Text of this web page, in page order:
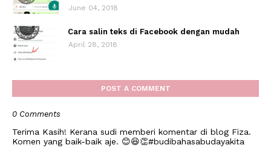
June 04, 2018
Cara salin teks di Facebook dengan mudah
April 28, 2018
POST A COMMENT
0 Comments
Terima Kasih! Kerana sudi memberi komentar di blog Fiza.
Komen yang baik-baik aje. 😊😆👏#budibahasabudayakita